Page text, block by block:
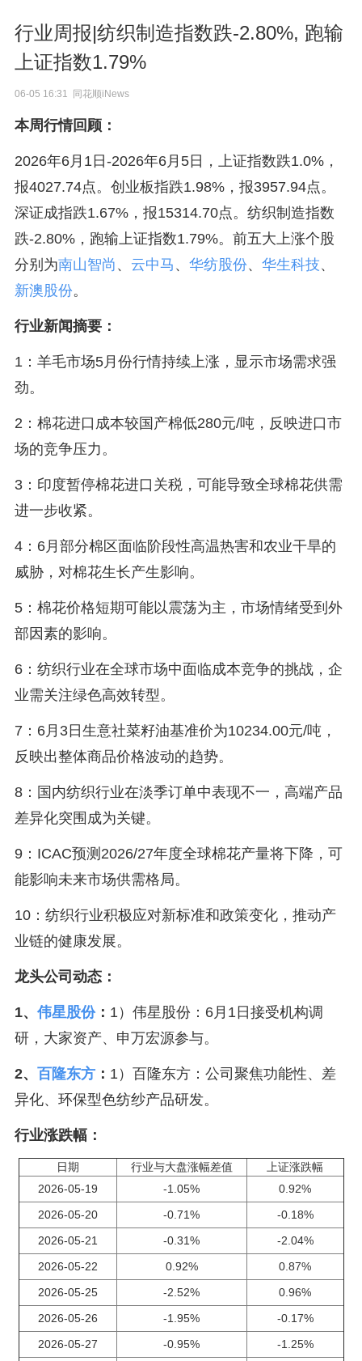
行业周报|纺织制造指数跌-2.80%, 跑输
上证指数1.79%
06-05 16:31 同花顺iNews
本周行情回顾：
2026年6月1日-2026年6月5日，上证指数跌1.0%，
报4027.74点。创业板指跌1.98%，报3957.94点。
深证成指跌1.67%，报15314.70点。纺织制造指数
跌-2.80%，跑输上证指数1.79%。前五大上涨个股
分别为南山智尚 、 云中马 、 华纺股份、 华生科技、
新澳股份。
行业新闻摘要：
1：羊毛市场5月份行情持续上涨，显示市场需求强
劲。
2：棉花进口成本较国产棉低280元/吨，反映进口市
场的竞争压力。
3：印度暂停棉花进口关税，可能导致全球棉花供需
进一步收紧。
4：6月部分棉区面临阶段性高温热害和农业干旱的
威胁，对棉花生长产生影响。
5：棉花价格短期可能以震荡为主，市场情绪受到外
部因素的影响。
6：纺织行业在全球市场中面临成本竞争的挑战，企
业需关注绿色高效转型。
7：6月3日生意社菜籽油基准价为10234.00元/吨，
反映出整体商品价格波动的趋势。
8：国内纺织行业在淡季订单中表现不一，高端产品
差异化突围成为关键。
9：ICAC预测2026/27年度全球棉花产量将下降，可
能影响未来市场供需格局。
10：纺织行业积极应对新标准和政策变化，推动产
业链的健康发展。
龙头公司动态：
1、 伟星股份： 1）伟星股份：6月1日接受机构调
研，大家资产、申万宏源参与。
2、 百隆东方： 1）百隆东方：公司聚焦功能性、差
异化、环保型色纺纱产品研发。
行业涨跌幅：
日期 行业与大盘涨幅差值
上证涨跌幅
2026-05-19
-1.05%
0.92%
2026-05-20
-0.71%
-0.18%
2026-05-21
-0.31%
-2.04%
2026-05-22
0.92%
0.87%
2026-05-25
-2.52%
0.96%
2026-05-26
-1.95%
-0.17%
2026-05-27
-0.95%
-1.25%